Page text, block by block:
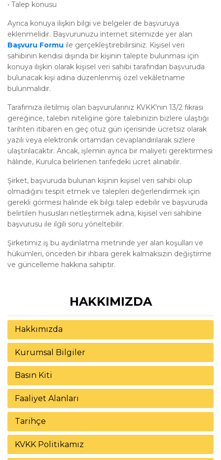
• Talep konusu
Ayrıca konuya ilişkin bilgi ve belgeler de başvuruya
eklenmelidir. Başvurunuzu internet sitemizde yer alan
Başvuru Formu ile gerçekleştirebilirsiniz. Kişisel veri
sahibinin kendisi dışında bir kişinin talepte bulunması için
konuya ilişkin olarak kişisel veri sahibi tarafından başvuruda
bulunacak kişi adına düzenlenmiş özel vekâletname
bulunmalıdır.
Tarafımıza iletilmiş olan başvurularınız KVKK'nın 13/2 fıkrası
gereğince, talebin niteliğine göre talebinizin bizlere ulaştığı
tarihten itibaren en geç otuz gün içerisinde ücretsiz olarak
yazılı veya elektronik ortamdan cevaplandırılarak sizlere
ulaştırılacaktır. Ancak, işlemin ayrıca bir maliyeti gerektirmesi
hâlinde, Kurulca belirlenen tarifedeki ücret alınabilir.
Şirket, başvuruda bulunan kişinin kişisel veri sahibi olup
olmadığını tespit etmek ve talepleri değerlendirmek için
gerekli görmesi halinde ek bilgi talep edebilir ve başvuruda
belirtilen hususları netleştirmek adına, kişisel veri sahibine
başvurusu ile ilgili soru yöneltebilir.
Şirketimiz iş bu aydınlatma metninde yer alan koşulları ve
hükümleri, önceden bir ihbara gerek kalmaksızın değiştirme
ve güncelleme hakkına sahiptir.
HAKKIMIZDA
Hakkımızda
Kurumsal Bilgiler
Basın Kiti
Faaliyet Alanları
Tarihçe
KVKK Politikamız